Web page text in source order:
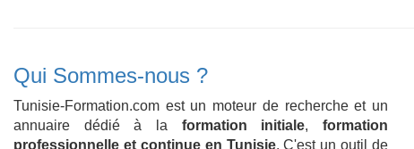
Qui Sommes-nous ?
Tunisie-Formation.com est un moteur de recherche et un
annuaire dédié à la formation initiale,formation
professionnelle et continue en Tunisie. C'est un outil de